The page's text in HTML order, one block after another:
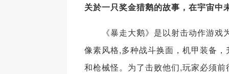
关於一只奖金猎鹅的故事，在宇宙中
《暴走大鹅》是以射击动作游戏
像素风格,多种战斗换面，机甲装备
和枪械怪。为了击败他们,玩家必须